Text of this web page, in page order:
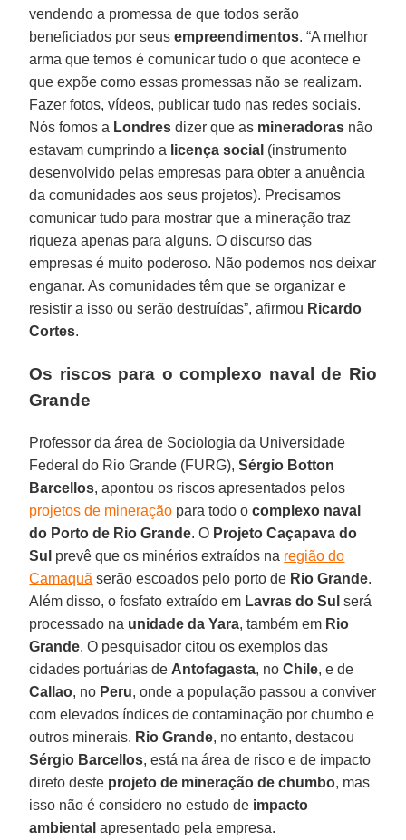
vendendo a promessa de que todos serão
beneficiados por seusempreendimentos. “A melhor
arma que temos é comunicar tudo o que acontece e
que expõe como essas promessas não se realizam.
Fazer fotos, vídeos, publicar tudo nas redes sociais.
Nós fomos a Londres dizer que as mineradoras não
estavam cumprindo a licença social (instrumento
desenvolvido pelas empresas para obter a anuência
da comunidades aos seus projetos). Precisamos
comunicar tudo para mostrar que a mineração traz
riqueza apenas para alguns. O discurso das
empresas é muito poderoso. Não podemos nos deixar
enganar. As comunidades têm que se organizar e
resistir a isso ou serão destruídas”, afirmou Ricardo
Cortes.
Os riscos para o complexo naval de Rio
Grande
Professor da área de Sociologia da Universidade
Federal do Rio Grande (FURG),Sérgio Botton
Barcellos, apontou os riscos apresentados pelos
projetos de mineração para todo ocomplexo naval
do Porto de Rio Grande. O Projeto Caçapava do
Sul prevê que os minérios extraídos na região do
Camaquã serão escoados pelo porto de Rio Grande.
Além disso, o fosfato extraído em Lavras do Sul será
processado na unidade da Yara, também em Rio
Grande. O pesquisador citou os exemplos das
cidades portuárias de Antofagasta, noChile, e de
Callao, no Peru, onde a população passou a conviver
com elevados índices de contaminação por chumbo e
outros minerais. Rio Grande, no entanto, destacou
Sérgio Barcellos, está na área de risco e de impacto
direto deste projeto de mineração de chumbo, mas
isso não é considero no estudo de impacto
ambiental apresentado pela empresa.